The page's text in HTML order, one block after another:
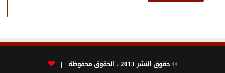
© حقوق النشر 2013 ، الحقوق محفوظة |